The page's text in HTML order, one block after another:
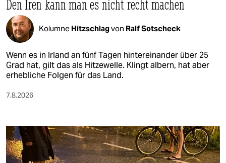
Den Iren kann man es nicht recht machen
Kolumne Hitzschlagvon Ralf Sotscheck
Wenn es in Irland an fünf Tagen hintereinander über 25
Grad hat, gilt das als Hitzewelle. Klingt albern, hat aber
erhebliche Folgen für das Land.
7.8.2026